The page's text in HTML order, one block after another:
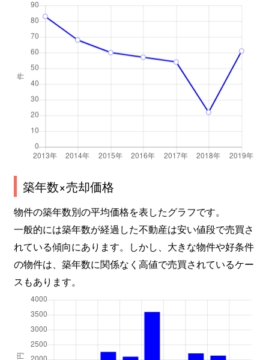
築年数×売却価格
物件の築年数別の平均価格を表したグラフです。
一般的には築年数が経過した不動産は安い値段で売買さ
れている傾向にあります。しかし、大きな物件や好条件
の物件は、築年数に関係なく高値で売買されているケー
スもあります。